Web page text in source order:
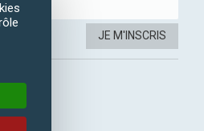
JE M'INSCRIS